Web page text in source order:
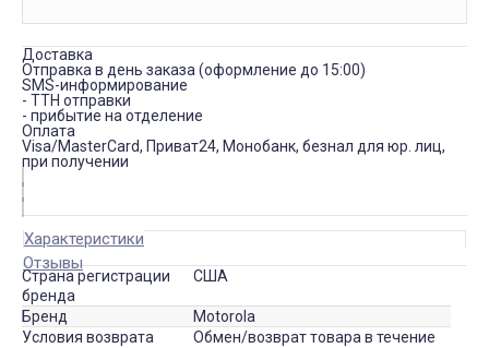
Доставка
Отправка в день заказа (оформление до 15:00)
SMS-информирование
- ТТН отправки
- прибытие на отделение
Оплата
Visa/MasterCard, Приват24, Монобанк, безнал для юр. лиц,
при получении
Характеристики
Отзывы
Страна регистрации
бренда
США
Бренд
Motorola
Условия возврата
Обмен/возврат товара в течение